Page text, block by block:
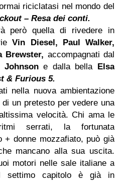
riciclatasi nel mondo del
– Resa dei conti.
però quella di rivedere in
Vin Diesel, Paul Walker,
Brewster, accompagnati dal
Johnsone dalla bella Elsa
& Furious 5.
nella nuova ambientazione
un pretesto per vedere una
velocità. Chi ama le
serrati, la fortunata
+ donne mozzafiato, può già
mancano alla sua uscita.
motori nelle sale italiane a
settimo capitolo è già in